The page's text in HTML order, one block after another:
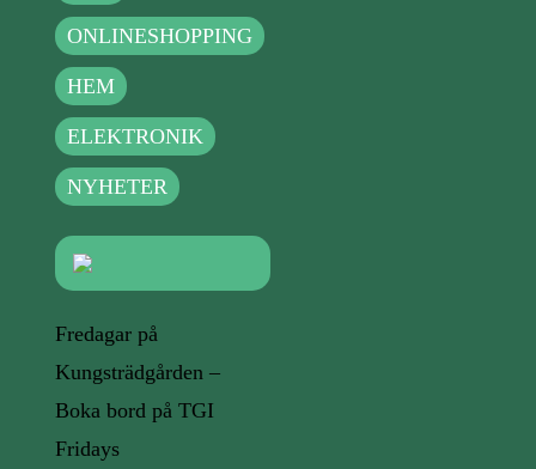
ONLINESHOPPING
HEM
ELEKTRONIK
NYHETER
Fredagar på
Kungsträdgården –
Boka bord på TGI
Fridays